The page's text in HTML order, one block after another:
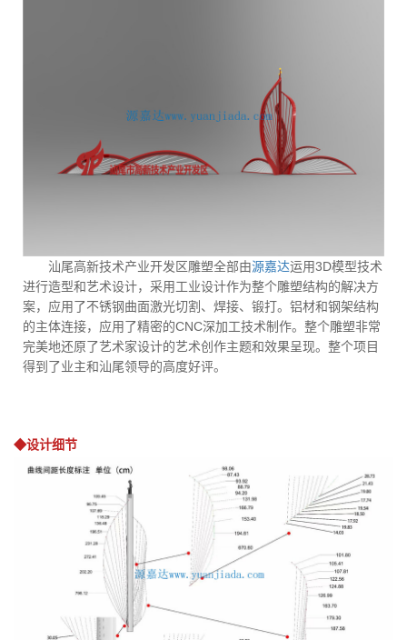
汕尾高新技术产业开发区雕塑全部由源嘉达运用3D模型技术
进行造型和艺术设计，采用工业设计作为整个雕塑结构的解决方
案，应用了不锈钢曲面激光切割、焊接、锻打。铝材和钢架结构
的主体连接，应用了精密的CNC深加工技术制作。整个雕塑非常
完美地还原了艺术家设计的艺术创作主题和效果呈现。整个项目
得到了业主和汕尾领导的高度好评。
◆设计细节